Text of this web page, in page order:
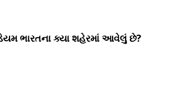
ભારતના ક્યા શહેરમાં આવેલું છે?